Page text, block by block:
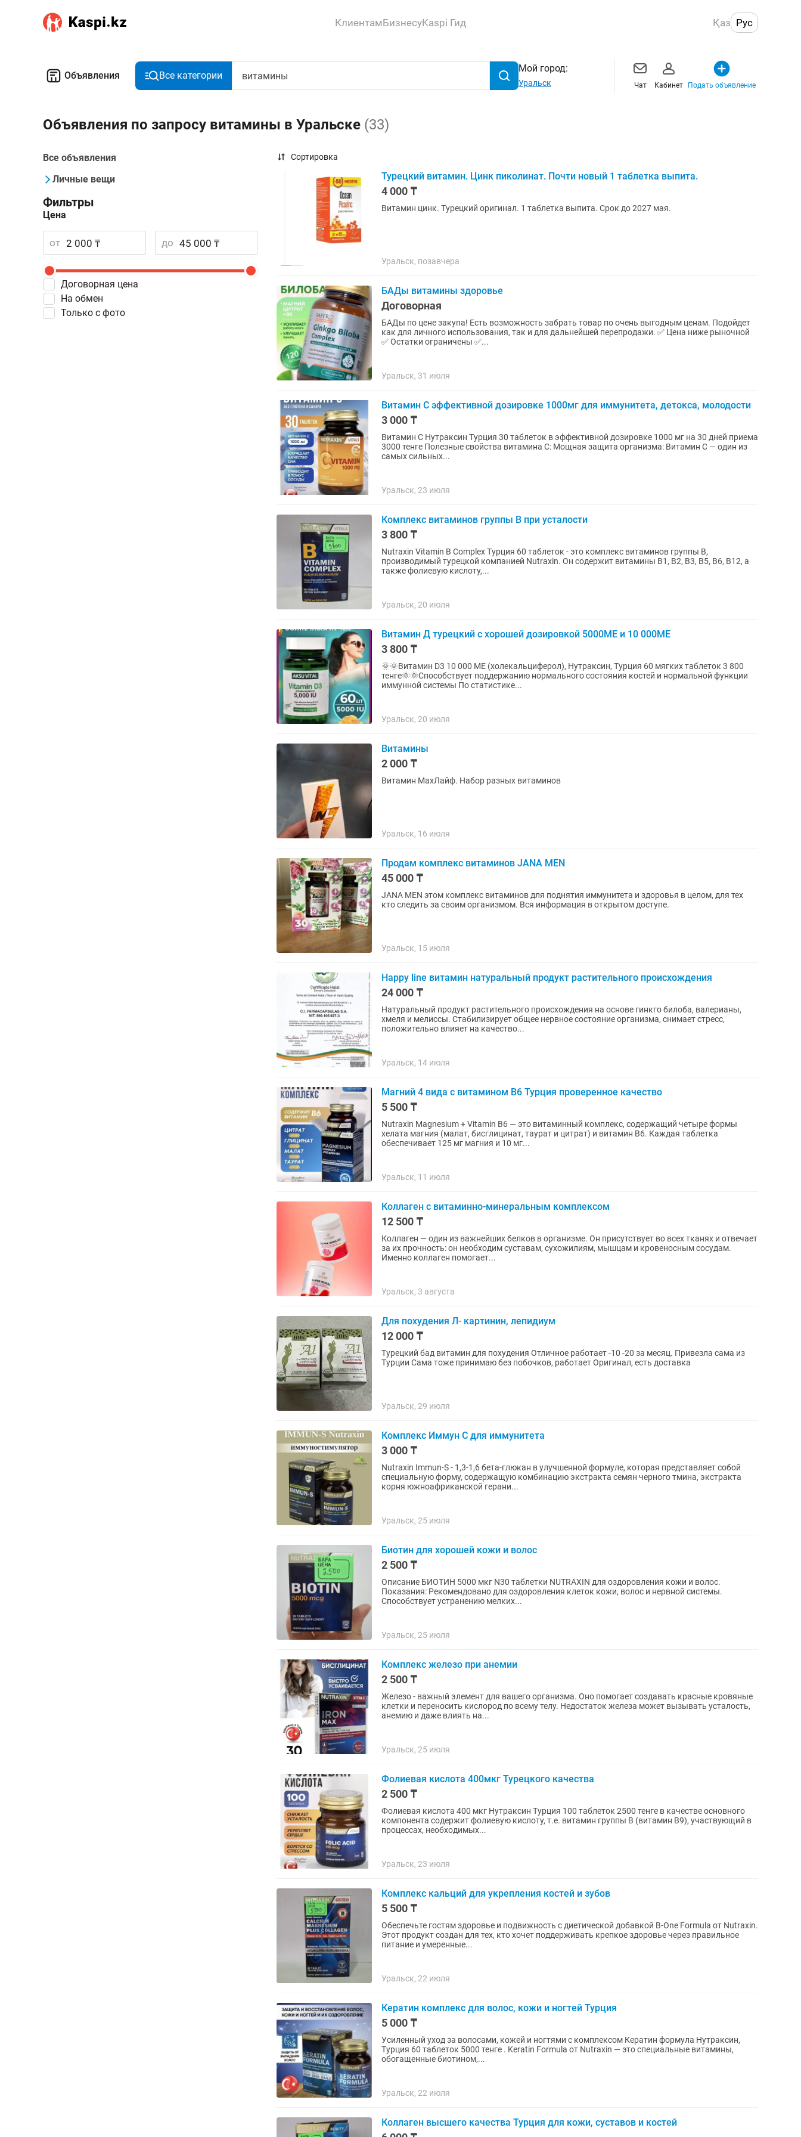
КлиентамБизнесуKaspi Гид Қаз Рус
Объявления Все категории
Мой город:
Уральск Чат Кабинет Подать объявление
Объявления по запросу витамины в Уральске (33)
Все объявления
Личные вещи
Фильтры
Цена
от до
Договорная цена
На обмен
Только с фото
Сортировка
Турецкий витамин. Цинк пиколинат. Почти новый 1 таблетка выпита.
4 000 ₸
Витамин цинк. Турецкий оригинал. 1 таблетка выпита. Срок до 2027 мая.
Уральск, позавчера
БАДы витамины здоровье
Договорная
БАДы по цене закупа! Есть возможность забрать товар по очень выгодным ценам. Подойдет
как для личного использования, так и для дальнейшей перепродажи. ✅ Цена ниже рыночной
✅ Остатки ограничены ✅...
Уральск, 31 июля
Витамин С эффективной дозировке 1000мг для иммунитета, детокса, молодости
3 000 ₸
Витамин С Нутраксин Турция 30 таблеток в эффективной дозировке 1000 мг на 30 дней приема
3000 тенге Полезные свойства витамина C: Мощная защита организма: Витамин C — один из
самых сильных...
Уральск, 23 июля
Комплекс витаминов группы В при усталости
3 800 ₸
Nutraxin Vitamin B Complex Турция 60 таблеток - это комплекс витаминов группы B,
производимый турецкой компанией Nutraxin. Он содержит витамины B1, B2, B3, B5, B6, B12, а
также фолиевую кислоту,...
Уральск, 20 июля
Витамин Д турецкий с хорошей дозировкой 5000МЕ и 10 000МЕ
3 800 ₸
🌞🌞Витамин D3 10 000 МЕ (холекальциферол), Нутраксин, Турция 60 мягких таблеток 3 800
тенге🌞🌞Способствует поддержанию нормального состояния костей и нормальной функции
иммунной системы По статистике...
Уральск, 20 июля
Витамины
2 000 ₸
Витамин МахЛайф. Набор разных витаминов
Уральск, 16 июля
Продам комплекс витаминов JANA MEN
45 000 ₸
JANA MEN этом комплекс витаминов для поднятия иммунитета и здоровья в целом, для тех
кто следить за своим организмом. Вся информация в открытом доступе.
Уральск, 15 июля
Happy line витамин натуральный продукт растительного происхождения
24 000 ₸
Натуральный продукт растительного происхождения на основе гинкго билоба, валерианы,
хмеля и мелиссы. Стабилизирует общее нервное состояние организма, снимает стресс,
положительно влияет на качество...
Уральск, 14 июля
Магний 4 вида с витамином В6 Турция проверенное качество
5 500 ₸
Nutraxin Magnesium + Vitamin B6 — это витаминный комплекс, содержащий четыре формы
хелата магния (малат, бисглицинат, таурат и цитрат) и витамин B6. Каждая таблетка
обеспечивает 125 мг магния и 10 мг...
Уральск, 11 июля
Коллаген с витаминно-минеральным комплексом
12 500 ₸
Коллаген — один из важнейших белков в организме. Он присутствует во всех тканях и отвечает
за их прочность: он необходим суставам, сухожилиям, мышцам и кровеносным сосудам.
Именно коллаген помогает...
Уральск, 3 августа
Для похудения Л- картинин, лепидиум
12 000 ₸
Турецкий бад витамин для похудения Отличное работает -10 -20 за месяц. Привезла сама из
Турции Сама тоже принимаю без побочков, работает Оригинал, есть доставка
Уральск, 29 июля
Комплекс Иммун С для иммунитета
3 000 ₸
Nutraxin Immun-S - 1,3-1,6 бета-глюкан в улучшенной формуле, которая представляет собой
специальную форму, содержащую комбинацию экстракта семян черного тмина, экстракта
корня южноафриканской герани...
Уральск, 25 июля
Биотин для хорошей кожи и волос
2 500 ₸
Описание БИОТИН 5000 мкг N30 таблетки NUTRAXIN для оздоровления кожи и волос.
Показания: Рекомендовано для оздоровления клеток кожи, волос и нервной системы.
Способствует устранению мелких...
Уральск, 25 июля
Комплекс железо при анемии
2 500 ₸
Железо - важный элемент для вашего организма. Оно помогает создавать красные кровяные
клетки и переносить кислород по всему телу. Недостаток железа может вызывать усталость,
анемию и даже влиять на...
Уральск, 25 июля
Фолиевая кислота 400мкг Турецкого качества
2 500 ₸
Фолиевая кислота 400 мкг Нутраксин Турция 100 таблеток 2500 тенге в качестве основного
компонента содержит фолиевую кислоту, т.е. витамин группы B (витамин B9), участвующий в
процессах, необходимых...
Уральск, 23 июля
Комплекс кальций для укрепления костей и зубов
5 500 ₸
Обеспечьте гостям здоровье и подвижность с диетической добавкой B-One Formula от Nutraxin.
Этот продукт создан для тех, кто хочет поддерживать крепкое здоровье через правильное
питание и умеренные...
Уральск, 22 июля
Кератин комплекс для волос, кожи и ногтей Турция
5 000 ₸
Усиленный уход за волосами, кожей и ногтями с комплексом Кератин формула Нутраксин,
Турция 60 таблеток 5000 тенге . Keratin Formula от Nutraxin — это специальные витамины,
обогащенные биотином,...
Уральск, 22 июля
Коллаген высшего качества Турция для кожи, суставов и костей